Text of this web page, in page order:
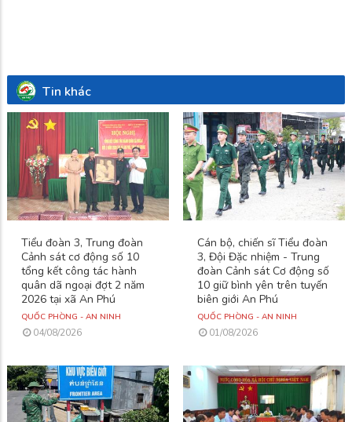
Tin khác
Tiểu đoàn 3, Trung đoàn
Cảnh sát cơ động số 10
tổng kết công tác hành
quân dã ngoại đợt 2 năm
2026 tại xã An Phú
QUỐC PHÒNG - AN NINH
04/08/2026
Cán bộ, chiến sĩ Tiểu đoàn
3, Đội Đặc nhiệm - Trung
đoàn Cảnh sát Cơ động số
10 giữ bình yên trên tuyến
biên giới An Phú
QUỐC PHÒNG - AN NINH
01/08/2026